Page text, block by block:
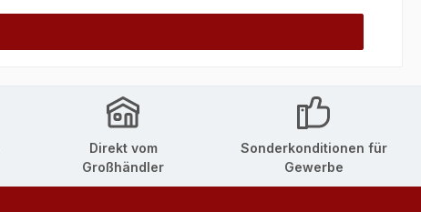
Direkt vom
Großhändler
Sonderkonditionen für
Gewerbe